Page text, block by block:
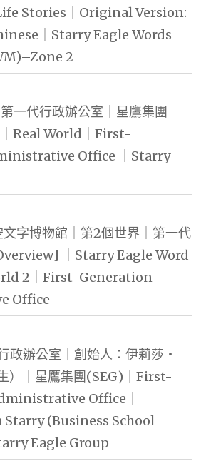
Stories｜Original Version:
｜Starry Eagle Words
2
一代行政辦公室｜星鷹集團
Real World｜First-
Office ｜Starry
文字博物館｜第2個世界｜第一代
｜Starry Eagle Word
2｜First-Generation
Office
政辦公室｜創始人：伊莉莎・
）｜星鷹集團(SEG)｜First-
Office｜
Starry (Business School
Eagle Group